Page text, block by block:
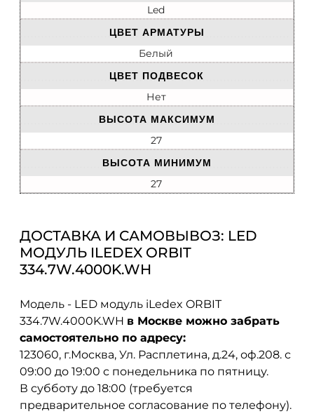
Led
ЦВЕТ АРМАТУРЫ
Белый
ЦВЕТ ПОДВЕСОК
Нет
ВЫСОТА МАКСИМУМ
27
ВЫСОТА МИНИМУМ
27
ДОСТАВКА И САМОВЫВОЗ: LED
МОДУЛЬ ILEDEX ORBIT
334.7W.4000K.WH
Модель - LED модуль iLedex ORBIT
334.7W.4000K.WH в Москве можно забрать
самостоятельно по адресу:
123060, г.Москва, Ул. Расплетина, д.24, оф.208. с
09:00 до 19:00 с понедельника по пятницу.
В субботу до 18:00 (требуется
предварительное согласование по телефону).